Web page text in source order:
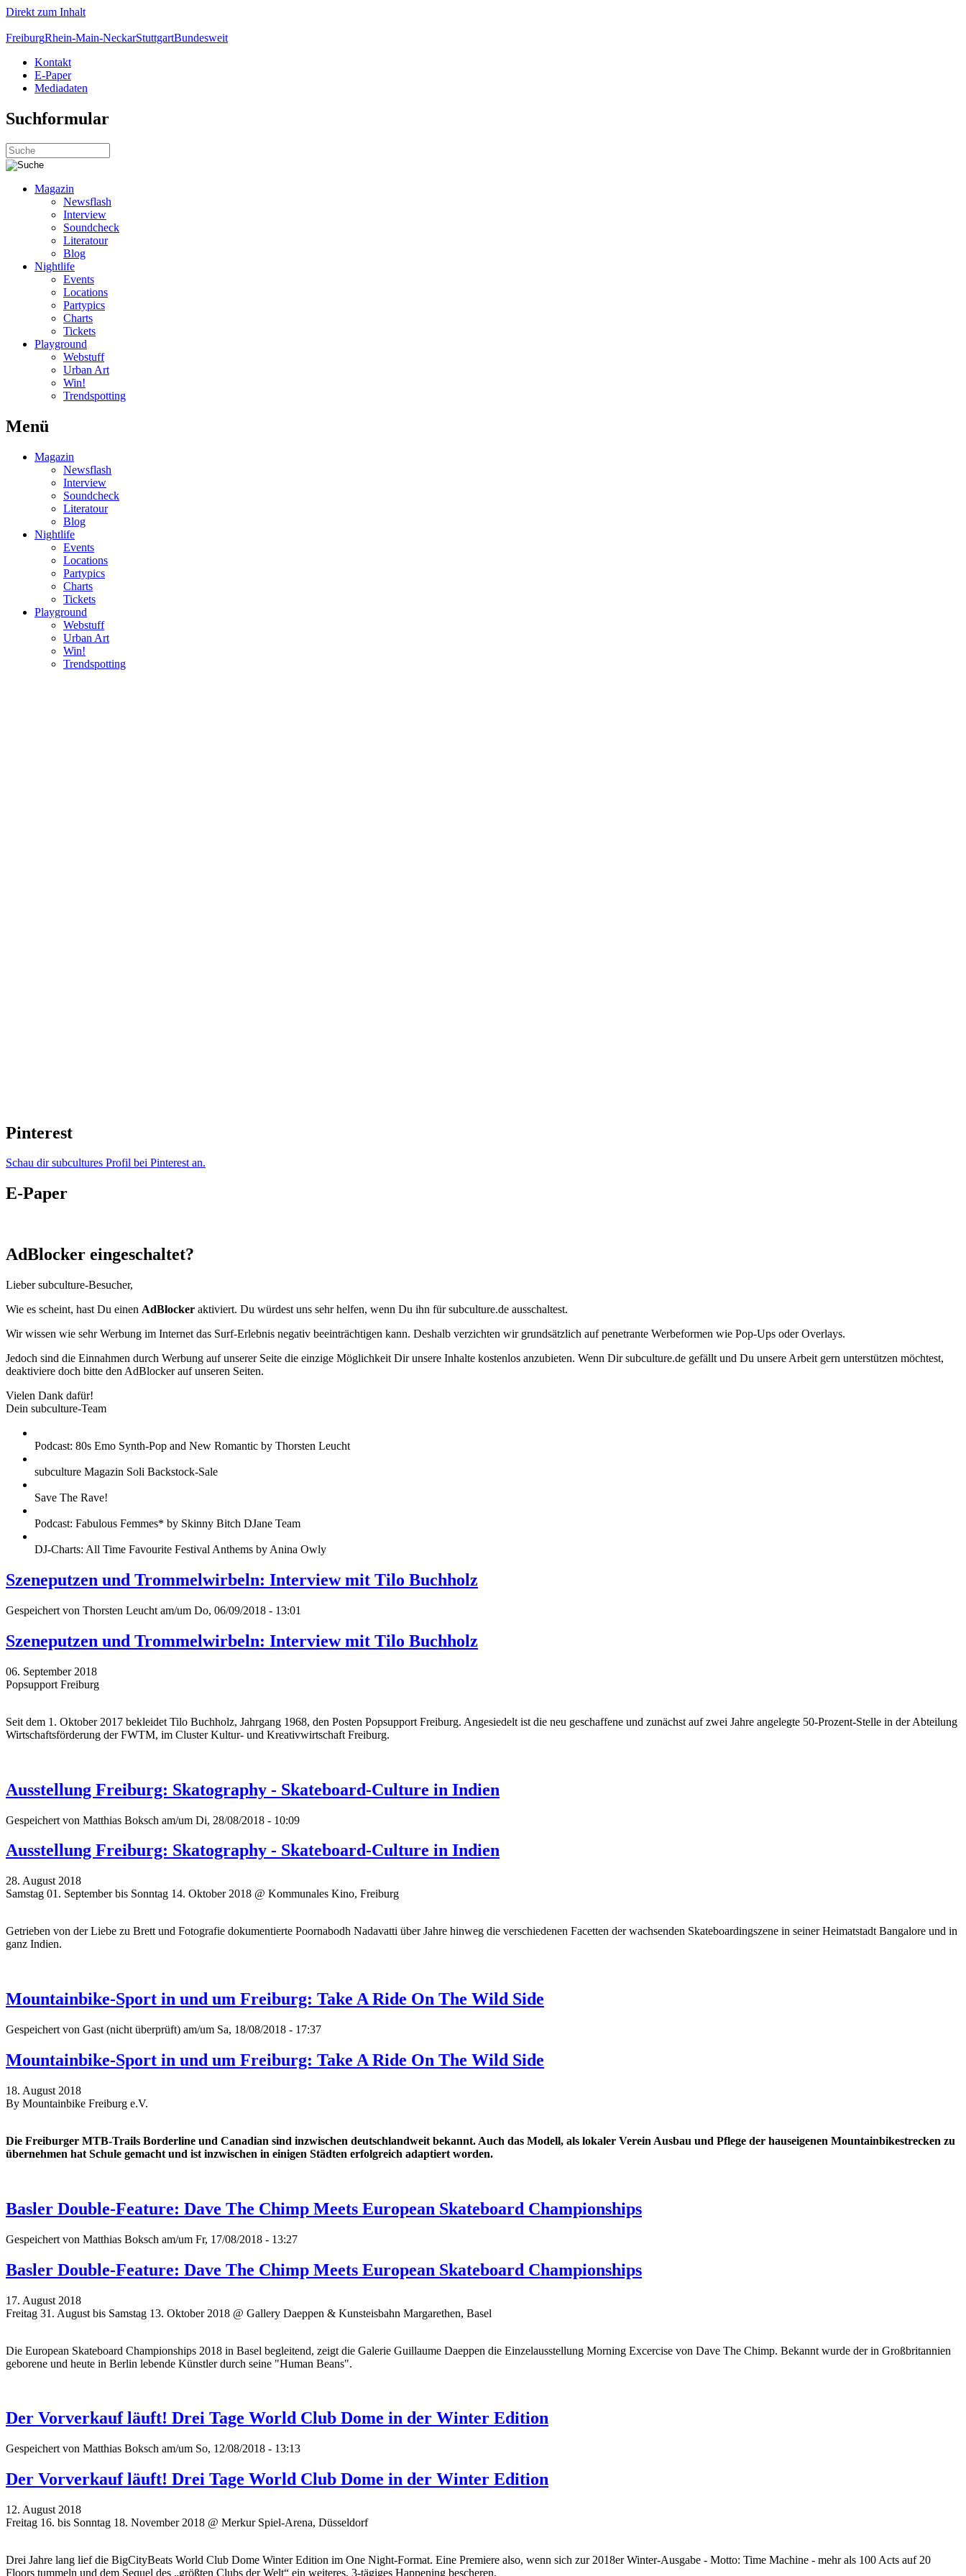
Direkt zum Inhalt
FreiburgRhein-Main-NeckarStuttgartBundesweit
Kontakt
E-Paper
Mediadaten
Suchformular
Magazin
Newsflash
Interview
Soundcheck
Literatour
Blog
Nightlife
Events
Locations
Partypics
Charts
Tickets
Playground
Webstuff
Urban Art
Win!
Trendspotting
Menü
Magazin
Newsflash
Interview
Soundcheck
Literatour
Blog
Nightlife
Events
Locations
Partypics
Charts
Tickets
Playground
Webstuff
Urban Art
Win!
Trendspotting
Pinterest
Schau dir subcultures Profil bei Pinterest an.
E-Paper
AdBlocker eingeschaltet?
Lieber subculture-Besucher,
Wie es scheint, hast Du einen AdBlocker aktiviert. Du würdest uns sehr helfen, wenn Du ihn für subculture.de ausschaltest.
Wir wissen wie sehr Werbung im Internet das Surf-Erlebnis negativ beeinträchtigen kann. Deshalb verzichten wir grundsätzlich auf penetrante Werbeformen wie Pop-Ups oder Overlays.
Jedoch sind die Einnahmen durch Werbung auf unserer Seite die einzige Möglichkeit Dir unsere Inhalte kostenlos anzubieten. Wenn Dir subculture.de gefällt und Du unsere Arbeit gern unterstützen möchtest,
deaktiviere doch bitte den AdBlocker auf unseren Seiten.
Vielen Dank dafür!
Dein subculture-Team
Podcast: 80s Emo Synth-Pop and New Romantic by Thorsten Leucht
subculture Magazin Soli Backstock-Sale
Save The Rave!
Podcast: Fabulous Femmes* by Skinny Bitch DJane Team
DJ-Charts: All Time Favourite Festival Anthems by Anina Owly
Szeneputzen und Trommelwirbeln: Interview mit Tilo Buchholz
Gespeichert von Thorsten Leucht am/um Do, 06/09/2018 - 13:01
Szeneputzen und Trommelwirbeln: Interview mit Tilo Buchholz
06. September 2018
Popsupport Freiburg
Seit dem 1. Oktober 2017 bekleidet Tilo Buchholz, Jahrgang 1968, den Posten Popsupport Freiburg. Angesiedelt ist die neu geschaffene und zunächst auf zwei Jahre angelegte 50-Prozent-Stelle in der Abteilung
Wirtschaftsförderung der FWTM, im Cluster Kultur- und Kreativwirtschaft Freiburg.
Ausstellung Freiburg: Skatography - Skateboard-Culture in Indien
Gespeichert von Matthias Boksch am/um Di, 28/08/2018 - 10:09
Ausstellung Freiburg: Skatography - Skateboard-Culture in Indien
28. August 2018
Samstag 01. September bis Sonntag 14. Oktober 2018 @ Kommunales Kino, Freiburg
Getrieben von der Liebe zu Brett und Fotografie dokumentierte Poornabodh Nadavatti über Jahre hinweg die verschiedenen Facetten der wachsenden Skateboardingszene in seiner Heimatstadt Bangalore und in
ganz Indien.
Mountainbike-Sport in und um Freiburg: Take A Ride On The Wild Side
Gespeichert von Gast (nicht überprüft) am/um Sa, 18/08/2018 - 17:37
Mountainbike-Sport in und um Freiburg: Take A Ride On The Wild Side
18. August 2018
By Mountainbike Freiburg e.V.
Die Freiburger MTB-Trails Borderline und Canadian sind inzwischen deutschlandweit bekannt. Auch das Modell, als lokaler Verein Ausbau und Pflege der hauseigenen Mountainbikestrecken zu
übernehmen hat Schule gemacht und ist inzwischen in einigen Städten erfolgreich adaptiert worden.
Basler Double-Feature: Dave The Chimp Meets European Skateboard Championships
Gespeichert von Matthias Boksch am/um Fr, 17/08/2018 - 13:27
Basler Double-Feature: Dave The Chimp Meets European Skateboard Championships
17. August 2018
Freitag 31. August bis Samstag 13. Oktober 2018 @ Gallery Daeppen & Kunsteisbahn Margarethen, Basel
Die European Skateboard Championships 2018 in Basel begleitend, zeigt die Galerie Guillaume Daeppen die Einzelausstellung Morning Excercise von Dave The Chimp. Bekannt wurde der in Großbritannien
geborene und heute in Berlin lebende Künstler durch seine "Human Beans".
Der Vorverkauf läuft! Drei Tage World Club Dome in der Winter Edition
Gespeichert von Matthias Boksch am/um So, 12/08/2018 - 13:13
Der Vorverkauf läuft! Drei Tage World Club Dome in der Winter Edition
12. August 2018
Freitag 16. bis Sonntag 18. November 2018 @ Merkur Spiel-Arena, Düsseldorf
Drei Jahre lang lief die BigCityBeats World Club Dome Winter Edition im One Night-Format. Eine Premiere also, wenn sich zur 2018er Winter-Ausgabe - Motto: Time Machine - mehr als 100 Acts auf 20
Floors tummeln und dem Sequel des „größten Clubs der Welt“ ein weiteres, 3-tägiges Happening bescheren.